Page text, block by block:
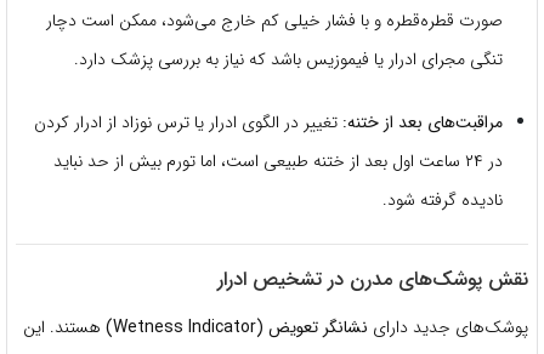
صورت قطره‌قطره و با فشار خیلی کم خارج می‌شود، ممکن است دچار
تنگی مجرای ادرار یا فیموزیس باشد که نیاز به بررسی پزشک دارد.
مراقبت‌های بعد از ختنه: تغییر در الگوی ادرار یا ترس نوزاد از ادرار کردن
در ۲۴ ساعت اول بعد از ختنه طبیعی است، اما تورم بیش از حد نباید
نادیده گرفته شود.
نقش پوشک‌های مدرن در تشخیص ادرار
پوشک‌های جدید دارای نشانگر تعویض (Wetness Indicator)
هستند. این